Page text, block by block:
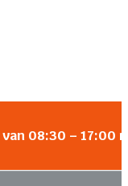
08:30 –